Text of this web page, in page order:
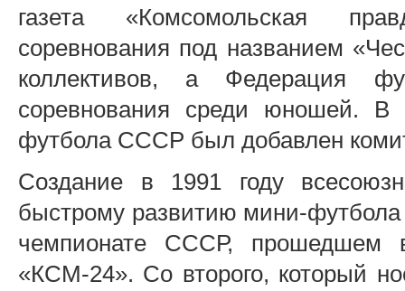
газета «Комсомольская
соревнования под названием
коллективов, а Федерация
соревнования среди юношей. В
футбола СССР был добавлен
Создание в 1991 году
быстрому развитию мини-
чемпионате СССР, прошедшем
«КСМ-24». Со второго, который